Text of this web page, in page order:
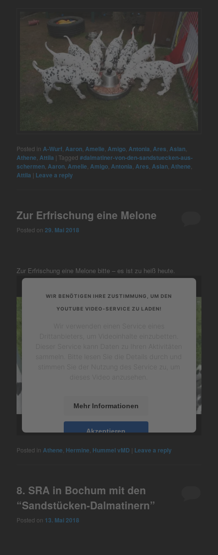
Posted in A-Wurf Aaron Amelie Amigo Antonia Ares Aslan
Athene Attila |Tagged #dalmatiner-von-den-sandstuecken-aus-
schermen Aaron Amelie Amigo Antonia Ares Aslan Athene
Attila | Leave a reply
Zur Erfrischung eine Melone
Posted on29. Mai 2018
Zur Erfrischung eine Melone bitte – es ist zu heiß heute.
WIR BENÖTIGEN IHRE ZUSTIMMUNG, UM DEN
YOUTUBE VIDEO-SERVICE ZU LADEN!
Mehr Informationen
Akzeptieren
powered byUsercentrics Consent
Posted in Athene Hermine Hummel vMD | Leave a reply
8. SRA in Bochum mit den
“Sandstücken-Dalmatinern”
Posted on 13. Mai 2018